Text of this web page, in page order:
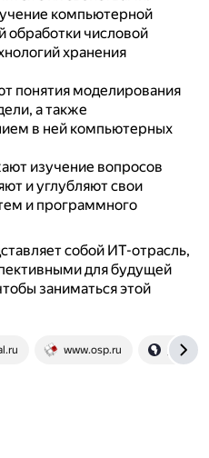
компьютерной
обработки числовой
хранения
понятия моделирования
а также
в ней компьютерных
изучение вопросов
и углубляют свои
и программного
собой ИТ-отрасль,
для будущей
заниматься этой
www.osp.ru yandex.ru